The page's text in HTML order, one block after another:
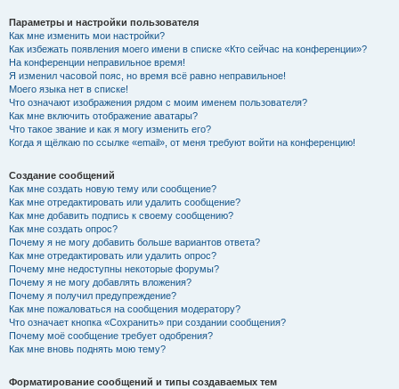
Параметры и настройки пользователя
Как мне изменить мои настройки?
Как избежать появления моего имени в списке «Кто сейчас на конференции»?
На конференции неправильное время!
Я изменил часовой пояс, но время всё равно неправильное!
Моего языка нет в списке!
Что означают изображения рядом с моим именем пользователя?
Как мне включить отображение аватары?
Что такое звание и как я могу изменить его?
Когда я щёлкаю по ссылке «email», от меня требуют войти на конференцию!
Создание сообщений
Как мне создать новую тему или сообщение?
Как мне отредактировать или удалить сообщение?
Как мне добавить подпись к своему сообщению?
Как мне создать опрос?
Почему я не могу добавить больше вариантов ответа?
Как мне отредактировать или удалить опрос?
Почему мне недоступны некоторые форумы?
Почему я не могу добавлять вложения?
Почему я получил предупреждение?
Как мне пожаловаться на сообщения модератору?
Что означает кнопка «Сохранить» при создании сообщения?
Почему моё сообщение требует одобрения?
Как мне вновь поднять мою тему?
Форматирование сообщений и типы создаваемых тем